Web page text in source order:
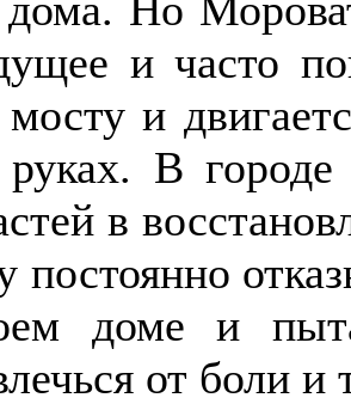
и часто
и
В
в
постоянно
доме и
от боли